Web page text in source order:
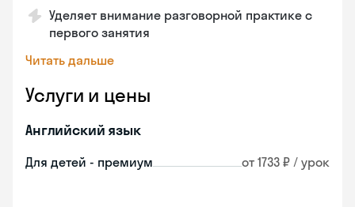
Уделяет внимание разговорной практике с
первого занятия
Читать дальше
Услуги и цены
Английский язык
Для детей - премиум от 1733 ₽ / урок